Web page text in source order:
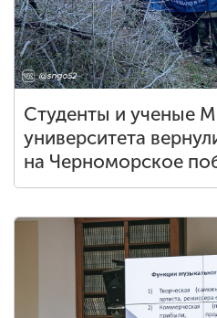
Студенты и ученые
университета
на Черноморское